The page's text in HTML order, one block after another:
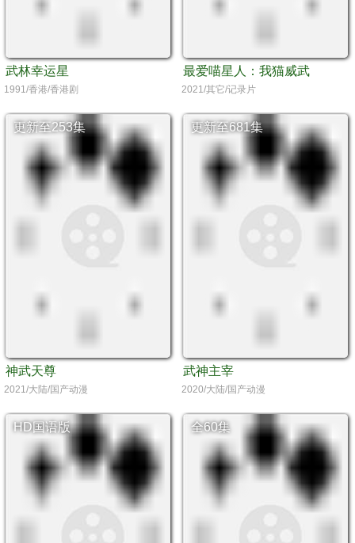
武林幸运星
1991/香港/香港剧
最爱喵星人：我猫威武
2021/其它/记录片
更新至253集
神武天尊
2021/大陆/国产动漫
更新至681集
武神主宰
2020/大陆/国产动漫
HD国语版 全60集